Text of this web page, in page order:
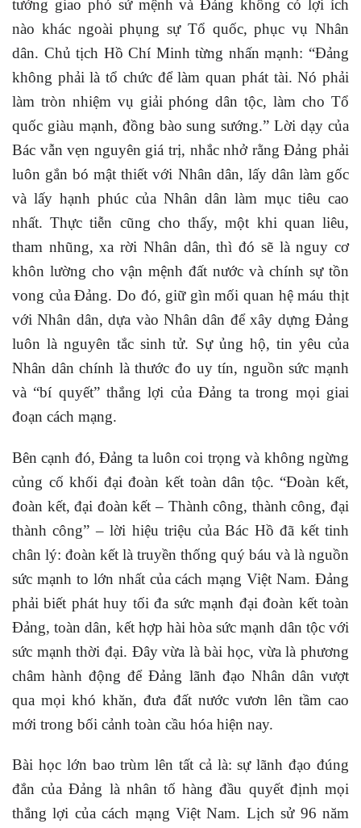
tưởng giao phó sứ mệnh và Đảng không có lợi ích
nào khác ngoài phụng sự Tổ quốc, phục vụ Nhân
dân. Chủ tịch Hồ Chí Minh từng nhấn mạnh: “Đảng
không phải là tổ chức để làm quan phát tài. Nó phải
làm tròn nhiệm vụ giải phóng dân tộc, làm cho Tổ
quốc giàu mạnh, đồng bào sung sướng.” Lời dạy của
Bác vẫn vẹn nguyên giá trị, nhắc nhở rằng Đảng phải
luôn gắn bó mật thiết với Nhân dân, lấy dân làm gốc
và lấy hạnh phúc của Nhân dân làm mục tiêu cao
nhất. Thực tiễn cũng cho thấy, một khi quan liêu,
tham nhũng, xa rời Nhân dân, thì đó sẽ là nguy cơ
khôn lường cho vận mệnh đất nước và chính sự tồn
vong của Đảng. Do đó, giữ gìn mối quan hệ máu thịt
với Nhân dân, dựa vào Nhân dân để xây dựng Đảng
luôn là nguyên tắc sinh tử. Sự ủng hộ, tin yêu của
Nhân dân chính là thước đo uy tín, nguồn sức mạnh
và “bí quyết” thắng lợi của Đảng ta trong mọi giai
đoạn cách mạng.
Bên cạnh đó, Đảng ta luôn coi trọng và không ngừng
củng cố khối đại đoàn kết toàn dân tộc. “Đoàn kết,
đoàn kết, đại đoàn kết – Thành công, thành công, đại
thành công” – lời hiệu triệu của Bác Hồ đã kết tinh
chân lý: đoàn kết là truyền thống quý báu và là nguồn
sức mạnh to lớn nhất của cách mạng Việt Nam. Đảng
phải biết phát huy tối đa sức mạnh đại đoàn kết toàn
Đảng, toàn dân, kết hợp hài hòa sức mạnh dân tộc với
sức mạnh thời đại. Đây vừa là bài học, vừa là phương
châm hành động để Đảng lãnh đạo Nhân dân vượt
qua mọi khó khăn, đưa đất nước vươn lên tầm cao
mới trong bối cảnh toàn cầu hóa hiện nay.
Bài học lớn bao trùm lên tất cả là: sự lãnh đạo đúng
đắn của Đảng là nhân tố hàng đầu quyết định mọi
thắng lợi của cách mạng Việt Nam. Lịch sử 96 năm